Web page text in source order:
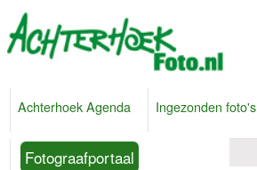
Achterhoek Agenda Ingezonden foto's
Fotograafportaal